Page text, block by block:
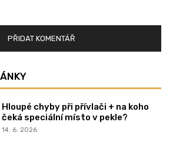
Hloupé chyby při přívlači + na koho
čeká speciální místo v pekle?
14. 6. 2026